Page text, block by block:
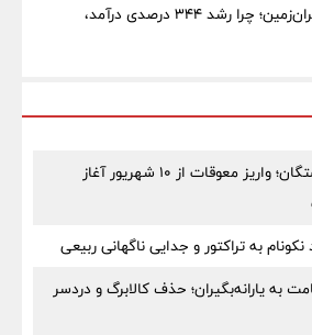
زیان ۱۱ همتی بانک ایران‌زمین؛ چرا رشد ۳۴۴ درصدی درآمد،
خبر مهم برای بازنشستگان؛ واریز معوقات از ۱۰ شهریور آغاز
به تراکتور و جدایی ناگهانی ربیعی
به یارانه‌بگیران؛ حذف کالابرگ و دردسر